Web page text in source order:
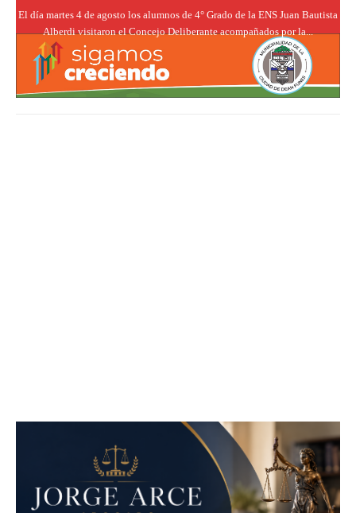
El día martes 4 de agosto los alumnos de 4° Grado de la ENS Juan Bautista
Alberdi visitaron el Concejo Deliberante acompañados por la...